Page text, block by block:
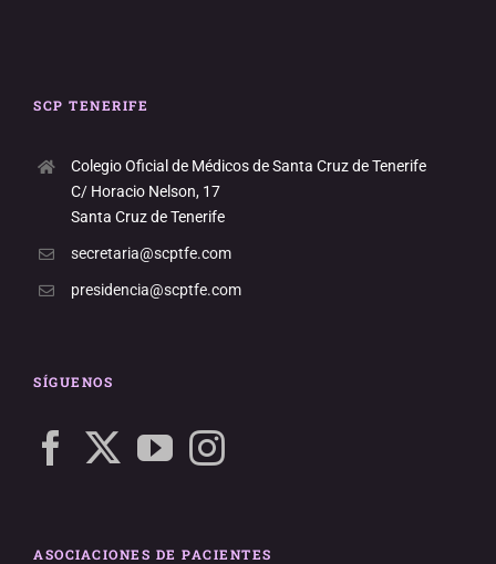
SCP TENERIFE
Colegio Oficial de Médicos de Santa Cruz de Tenerife
C/ Horacio Nelson, 17
Santa Cruz de Tenerife
secretaria@scptfe.com
presidencia@scptfe.com
SÍGUENOS
ASOCIACIONES DE PACIENTES